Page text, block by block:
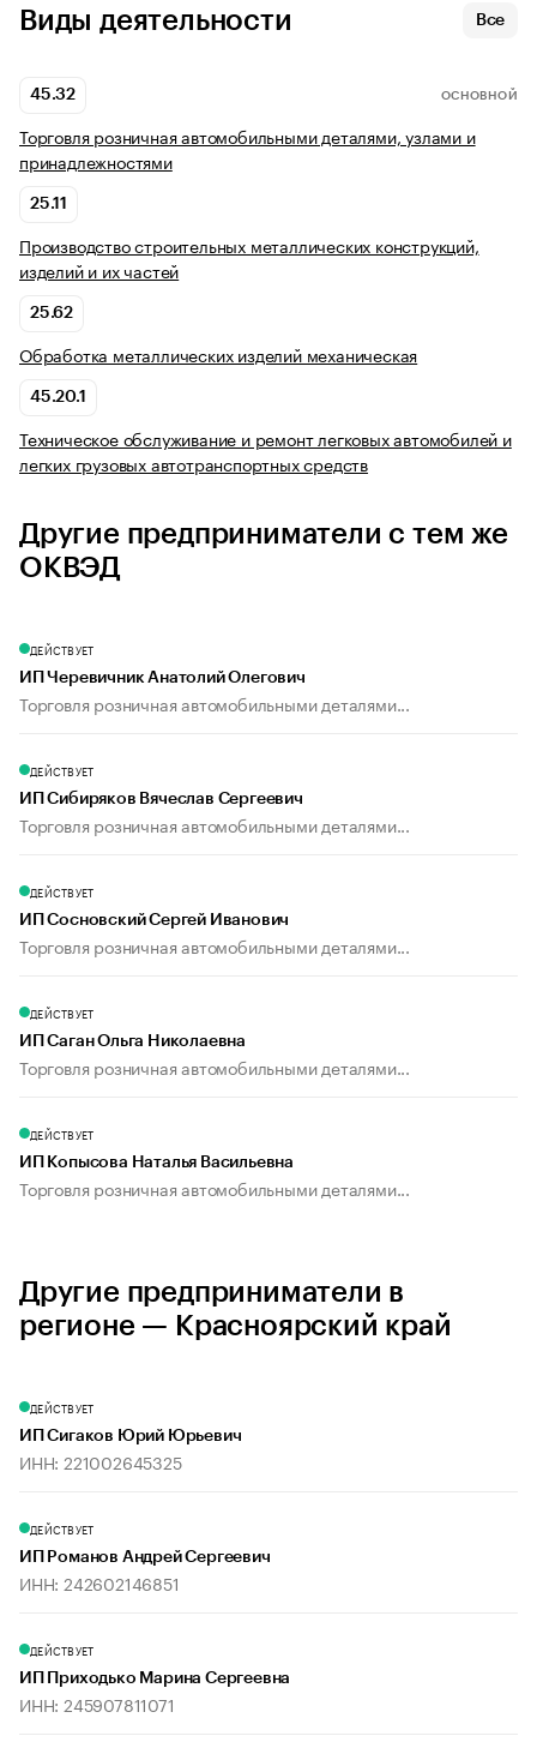
Виды деятельности Все
45.32 ОСНОВНОЙ
Торговля розничная автомобильными деталями, узлами и
принадлежностями
25.11
Производство строительных металлических конструкций,
изделий и их частей
25.62
Обработка металлических изделий механическая
45.20.1
Техническое обслуживание и ремонт легковых автомобилей и
легких грузовых автотранспортных средств
Другие предприниматели с тем же
ОКВЭД
ДЕЙСТВУЕТ
ИП Черевичник Анатолий Олегович
Торговля розничная автомобильными деталями...
ДЕЙСТВУЕТ
ИП Сибиряков Вячеслав Сергеевич
Торговля розничная автомобильными деталями...
ДЕЙСТВУЕТ
ИП Сосновский Сергей Иванович
Торговля розничная автомобильными деталями...
ДЕЙСТВУЕТ
ИП Саган Ольга Николаевна
Торговля розничная автомобильными деталями...
ДЕЙСТВУЕТ
ИП Копысова Наталья Васильевна
Торговля розничная автомобильными деталями...
Другие предприниматели в
регионе — Красноярский край
ДЕЙСТВУЕТ
ИП Сигаков Юрий Юрьевич
ИНН: 221002645325
ДЕЙСТВУЕТ
ИП Романов Андрей Сергеевич
ИНН: 242602146851
ДЕЙСТВУЕТ
ИП Приходько Марина Сергеевна
ИНН: 245907811071